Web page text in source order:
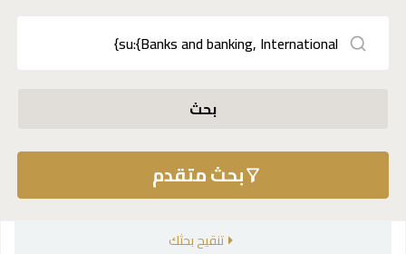
بحث
بحث متقدم
تنقيح بحثك